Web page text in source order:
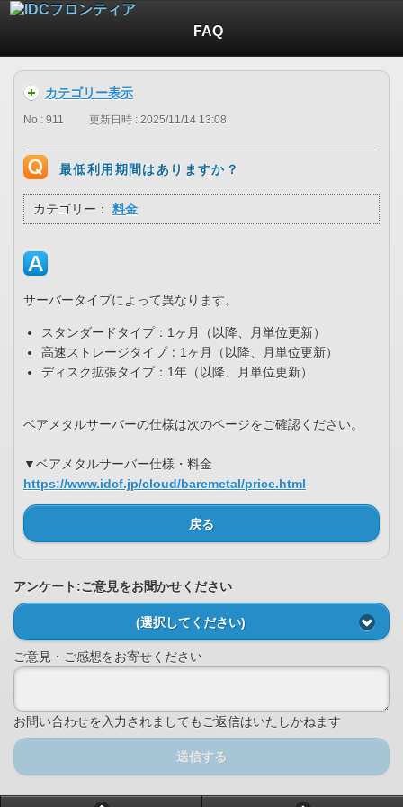
FAQ
カテゴリー表示
No : 911 更新日時 : 2025/11/14 13:08
最低利用期間はありますか？
カテゴリー： 料金
サーバータイプによって異なります。
スタンダードタイプ：1ヶ月（以降、月単位更新）
高速ストレージタイプ：1ヶ月（以降、月単位更新）
ディスク拡張タイプ：1年（以降、月単位更新）
ベアメタルサーバーの仕様は次のページをご確認ください。
▼ベアメタルサーバー仕様・料金
https://www.idcf.jp/cloud/baremetal/price.html
戻る
アンケート:ご意見をお聞かせください
(選択してください)
ご意見・ご感想をお寄せください
お問い合わせを入力されましてもご返信はいたしかねます
送信する